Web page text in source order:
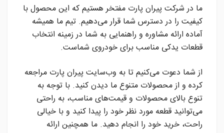
ما در شرکت پیران پارت مفتخر هستیم که این محصول با
کیفیت را در دسترس شما قرار می‌دهیم. تیم ما همیشه
آماده ارائه مشاوره و راهنمایی به شما در زمینه انتخاب
قطعات یدکی مناسب برای خودروی شماست.
از شما دعوت می‌کنیم تا به وب‌سایت پیران پارت مراجعه
کرده و از محصولات متنوع ما دیدن کنید. با توجه به
تنوع بالای محصولات و قیمت‌های مناسب، به راحتی
می‌توانید قطعه مورد نظر خود را پیدا کنید و با خیالی
راحت، خرید خود را انجام دهید. ما همچنین ارائه